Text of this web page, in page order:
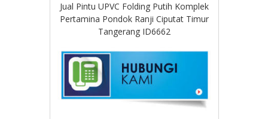
Jual Pintu UPVC Folding Putih Komplek
Pertamina Pondok Ranji Ciputat Timur
Tangerang ID6662